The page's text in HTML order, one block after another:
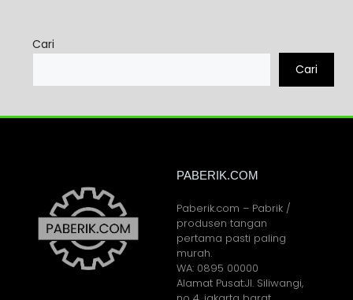
Cari
Cari
PABERIK.COM
Paberik.com – Pabrik /
produsen tangan
pertama pasti paling
murah.
WA: 0895 00000
Alamat Pusat:Jl. Siliwangi,